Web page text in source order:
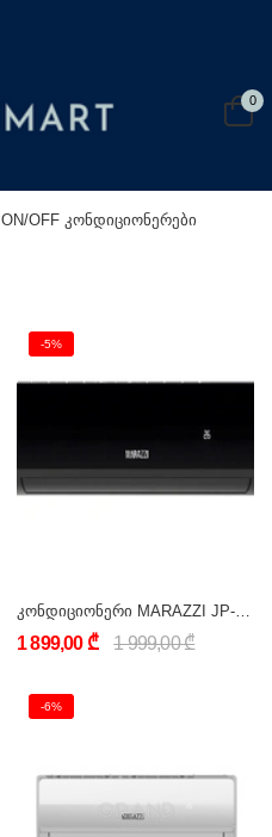
0
ON/OFF კონდიციონერები
-5%
1 899,00 ₾ 1 999,00 ₾
-6%